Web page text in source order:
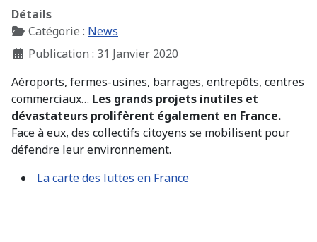
Détails
Catégorie : News
Publication : 31 Janvier 2020
Aéroports, fermes-usines, barrages, entrepôts, centres
commerciaux… Les grands projets inutiles et
dévastateurs prolifèrent également en France.
Face à eux, des collectifs citoyens se mobilisent pour
défendre leur environnement.
La carte des luttes en France